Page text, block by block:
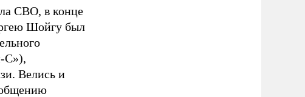
СВО, в конце
Шойгу был
С»),
Велись и